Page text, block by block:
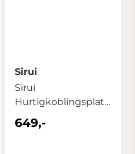
Sirui
Sirui
Hurtigkoblingsplate
BP-125
649,-